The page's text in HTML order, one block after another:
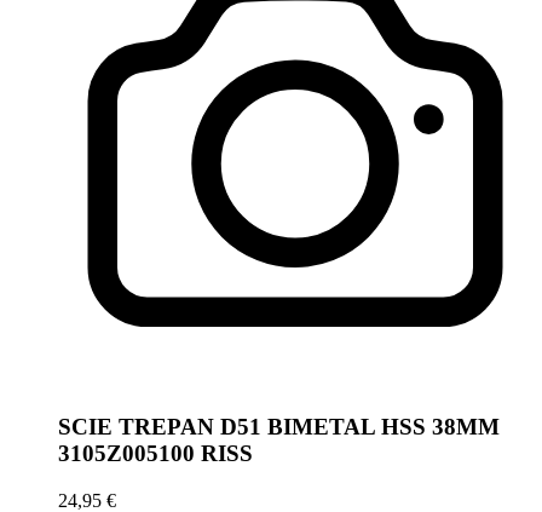
SCIE TREPAN D51 BIMETAL HSS 38MM
3105Z005100 RISS
24,95 €